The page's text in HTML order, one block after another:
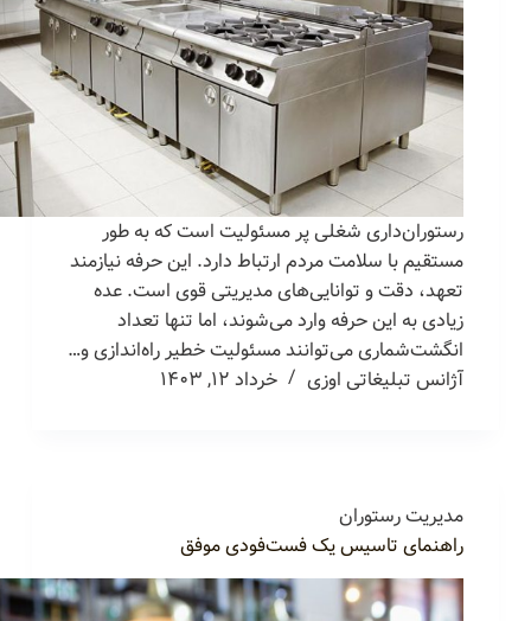
رستوران‌داری شغلی پر مسئولیت است که به طور
مستقیم با سلامت مردم ارتباط دارد. این حرفه نیازمند
تعهد، دقت و توانایی‌های مدیریتی قوی است. عده
زیادی به این حرفه وارد می‌شوند، اما تنها تعداد
انگشت‌شماری می‌توانند مسئولیت خطیر راه‌اندازی و…
آژانس تبلیغاتی اوزی
خرداد ۱۲, ۱۴۰۳
مدیریت رستوران
راهنمای تاسیس یک فست‌فودی موفق